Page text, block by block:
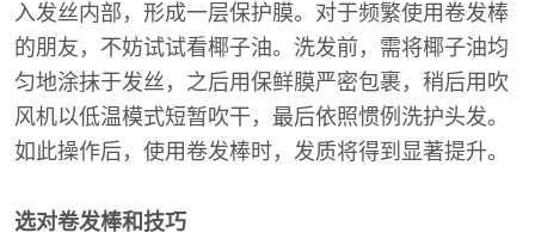
入发丝内部，形成一层保护膜。对于频繁使用卷发棒
的朋友，不妨试试看椰子油。洗发前，需将椰子油均
匀地涂抹于发丝，之后用保鲜膜严密包裹，稍后用吹
风机以低温模式短暂吹干，最后依照惯例洗护头发。
如此操作后，使用卷发棒时，发质将得到显著提升。
选对卷发棒和技巧